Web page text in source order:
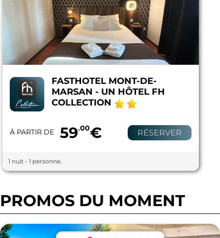
FASTHOTEL MONT-DE-
MARSAN - UN HÔTEL FH
COLLECTION
À PARTIR DE 59.00€ RÉSERVER
1 nuit - 1 personne.
PROMOS DU MOMENT